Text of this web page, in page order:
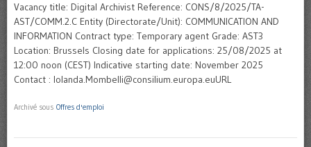
Vacancy title: Digital Archivist Reference: CONS/8/2025/TA-
AST/COMM.2.C Entity (Directorate/Unit): COMMUNICATION AND
INFORMATION Contract type: Temporary agent Grade: AST3
Location: Brussels Closing date for applications: 25/08/2025 at
12:00 noon (CEST) Indicative starting date: November 2025
Contact : Iolanda.Mombelli@consilium.europa.euURL
Archivé sous Offres d'emploi